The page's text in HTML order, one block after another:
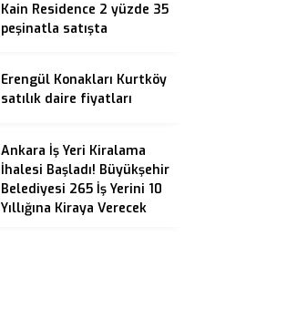
Kain Residence 2 yüzde 35
peşinatla satışta
Erengül Konakları Kurtköy
satılık daire fiyatları
Ankara İş Yeri Kiralama
İhalesi Başladı! Büyükşehir
Belediyesi 265 İş Yerini 10
Yıllığına Kiraya Verecek